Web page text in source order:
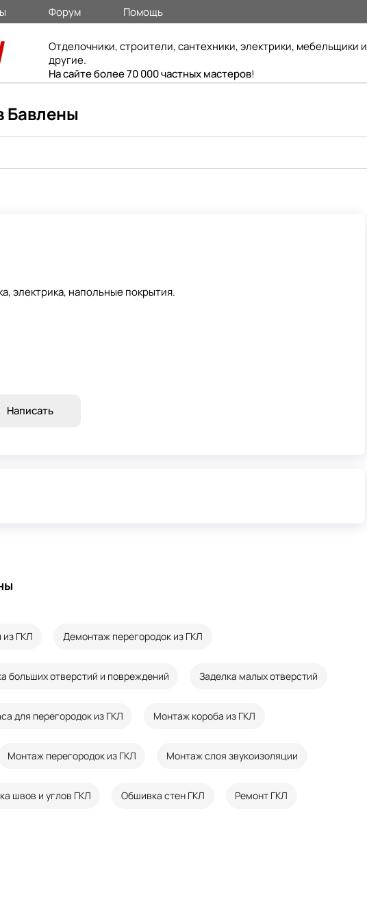
Форум Помощь
Отделочники, строители, сантехники, электрики, мебельщики и
другие.
На сайте более 70 000 частных мастеров!
Бавлены
электрика, напольные покрытия.
Написать
ГКЛ Демонтаж перегородок из ГКЛ
больших отверстий и повреждений Заделка малых отверстий
для перегородок из ГКЛ Монтаж короба из ГКЛ
Монтаж перегородок из ГКЛ Монтаж слоя звукоизоляции
швов и углов ГКЛ Обшивка стен ГКЛ Ремонт ГКЛ